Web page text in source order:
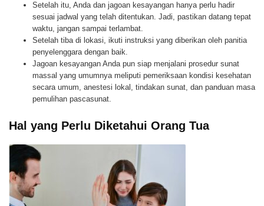
Setelah itu, Anda dan jagoan kesayangan hanya perlu hadir
sesuai jadwal yang telah ditentukan. Jadi, pastikan datang tepat
waktu, jangan sampai terlambat.
Setelah tiba di lokasi, ikuti instruksi yang diberikan oleh panitia
penyelenggara dengan baik.
Jagoan kesayangan Anda pun siap menjalani prosedur sunat
massal yang umumnya meliputi pemeriksaan kondisi kesehatan
secara umum, anestesi lokal, tindakan sunat, dan panduan masa
pemulihan pascasunat.
Hal yang Perlu Diketahui Orang Tua